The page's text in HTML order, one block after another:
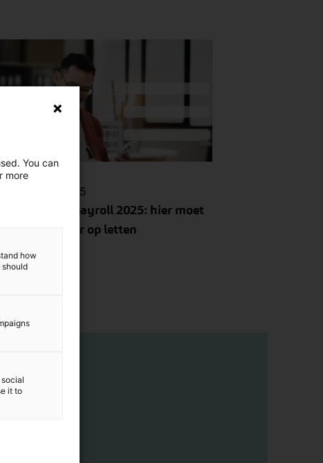
13 november 2025
Jaarafsluiting payroll 2025: hier moet
je als werkgever op letten
You can
more
how
should
it to